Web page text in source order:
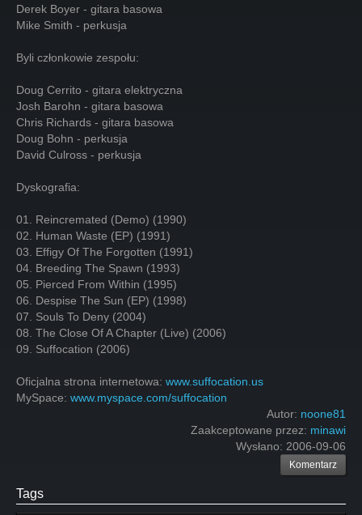
Derek Boyer - gitara basowa
Mike Smith - perkusja
Byli członkowie zespołu:
Doug Cerrito - gitara elektryczna
Josh Barohn - gitara basowa
Chris Richards - gitara basowa
Doug Bohn - perkusja
David Culross - perkusja
Dyskografia:
01. Reincremated (Demo) (1990)
02. Human Waste (EP) (1991)
03. Effigy Of The Forgotten (1991)
04. Breeding The Spawn (1993)
05. Pierced From Within (1995)
06. Despise The Sun (EP) (1998)
07. Souls To Deny (2004)
08. The Close Of A Chapter (Live) (2006)
09. Suffocation (2006)
Oficjalna strona internetowa: www.suffocation.us
MySpace: www.myspace.com/suffocation
Autor: noone81
Zaakceptowane przez: minawi
Wysłano: 2006-09-06
Komentarz
Tags